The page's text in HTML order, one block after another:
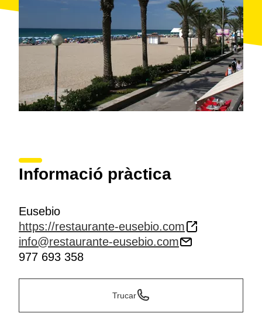
Informació pràctica
Eusebio
https://restaurante-eusebio.com
info@restaurante-eusebio.com
977 693 358
Trucar